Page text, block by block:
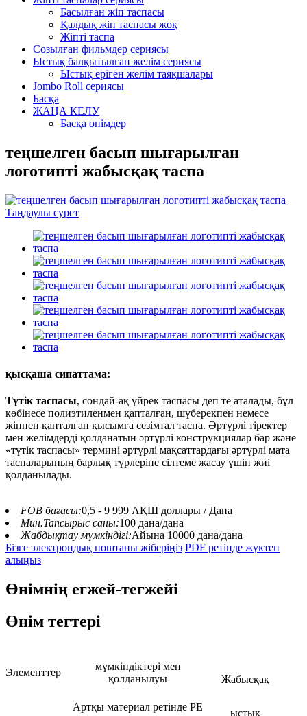
Басылған жіп таспасы
Қалдық жіп таспасы жоқ
Жіпті таспа
Созылған фильмдер сериясы
Ыстық балқытылған желім сериясы
Ыстық еріген желім таяқшалары
Jombo Roll сериясы
Басқа
ЖАҢА КЕЛУ
Басқа өнімдер
теңшелген басып шығарылған
логотипті жабысқақ таспа
қысқаша сипаттама:
Түтік таспасы, сондай-ақ үйрек таспасы деп те аталады, бұл
көбінесе полиэтиленмен қапталған, шүберекпен немесе
жіппен қапталған қысымға сезімтал таспа. Әртүрлі тіректер
мен желімдерді қолданатын әртүрлі конструкциялар бар және
«түтік таспасы» термині әртүрлі мақсаттардағы әртүрлі мата
таспаларының барлық түрлеріне сілтеме жасау үшін жиі
қолданылады.
FOB бағасы:0,5 - 9 999 АҚШ доллары / Дана
Мин.Тапсырыс саны:100 дана/дана
Жабдықтау мүмкіндігі:Айына 10000 дана/дана
Бізге электрондық поштаны жіберіңіз PDF ретінде жүктеп
алыңыз
Өнімнің егжей-тегжейі
Өнім тегтері
Элементтер
мүмкіндіктері мен
қолданылуы
Жабысқақ
Артқы материал ретінде PE
ыстық